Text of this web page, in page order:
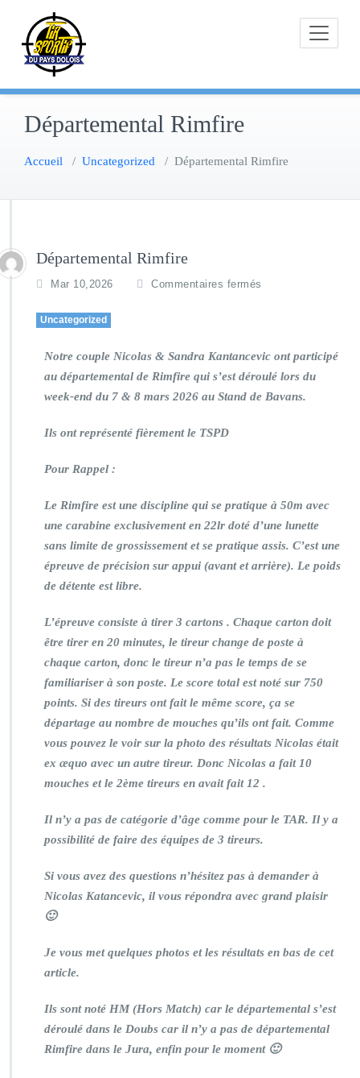
content
Départemental Rimfire
Accueil / Uncategorized / Départemental Rimfire
Départemental Rimfire
Mar 10,2026 Commentaires fermés
Uncategorized
Notre couple Nicolas & Sandra Kantancevic ont participé
au départemental de Rimfire qui s’est déroulé lors du
week-end du 7 & 8 mars 2026 au Stand de Bavans.
Ils ont représenté fièrement le TSPD
Pour Rappel :
Le Rimfire est une discipline qui se pratique à 50m avec
une carabine exclusivement en 22lr doté d’une lunette
sans limite de grossissement et se pratique assis. C’est une
épreuve de précision sur appui (avant et arrière). Le poids
de détente est libre.
L’épreuve consiste à tirer 3 cartons . Chaque carton doit
être tirer en 20 minutes, le tireur change de poste à
chaque carton, donc le tireur n’a pas le temps de se
familiariser à son poste. Le score total est noté sur 750
points. Si des tireurs ont fait le même score, ça se
départage au nombre de mouches qu’ils ont fait. Comme
vous pouvez le voir sur la photo des résultats Nicolas était
ex æquo avec un autre tireur. Donc Nicolas a fait 10
mouches et le 2ème tireurs en avait fait 12 .
Il n’y a pas de catégorie d’âge comme pour le TAR. Il y a
possibilité de faire des équipes de 3 tireurs.
Si vous avez des questions n’hésitez pas à demander à
Nicolas Katancevic, il vous répondra avec grand plaisir
🙂
Je vous met quelques photos et les résultats en bas de cet
article.
Ils sont noté HM (Hors Match) car le départemental s’est
déroulé dans le Doubs car il n’y a pas de départemental
Rimfire dans le Jura, enfin pour le moment 🙂